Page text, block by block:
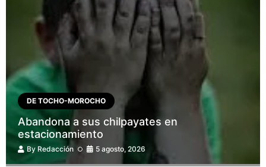
DE TOCHO-MOROCHO
Abandona a sus chilpayates en
estacionamiento
By Redacción 5 agosto, 2026